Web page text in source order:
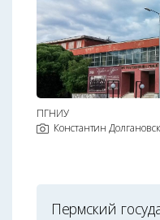
ПГНИУ
Константин
Пермский